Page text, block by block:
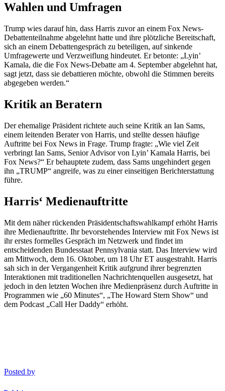
Wahlen und Umfragen
Trump wies darauf hin, dass Harris zuvor an einem Fox News-
Debattenteilnahme abgelehnt hatte und ihre plötzliche Bereitschaft,
sich an einem Debattengespräch zu beteiligen, auf sinkende
Umfragewerte und Verzweiflung hindeutet. Er betonte: „Lyin’
Kamala, die die Fox News-Debatte am 4. September abgelehnt hat,
sagt jetzt, dass sie debattieren möchte, obwohl die Stimmen bereits
abgegeben werden.“
Kritik an Beratern
Der ehemalige Präsident richtete auch seine Kritik an Ian Sams,
einem leitenden Berater von Harris, und stellte dessen häufige
Auftritte bei Fox News in Frage. Trump fragte: „Wie viel Zeit
verbringt Ian Sams, Senior Advisor von Lyin’ Kamala Harris, bei
Fox News?“ Er behauptete zudem, dass Sams ungehindert gegen
ihn „TRUMP“ angreife, was zu einer einseitigen Berichterstattung
führe.
Harris‘ Medienauftritte
Mit dem näher rückenden Präsidentschaftswahlkampf erhöht Harris
ihre Medienauftritte. Ihr bevorstehendes Interview mit Fox News ist
ihr erstes formelles Gespräch im Netzwerk und findet im
entscheidenden Bundesstaat Pennsylvania statt. Das Interview wird
am Mittwoch, dem 16. Oktober, um 18 Uhr ET ausgestrahlt. Harris
sah sich in der Vergangenheit Kritik aufgrund ihrer begrenzten
Interaktionen mit traditionellen Nachrichtenquellen ausgesetzt, hat
jedoch in den letzten Wochen ihre Medienpräsenz durch Auftritte in
Programmen wie „60 Minutes“, „The Howard Stern Show“ und
dem Podcast „Call Her Daddy“ erhöht.
Posted by